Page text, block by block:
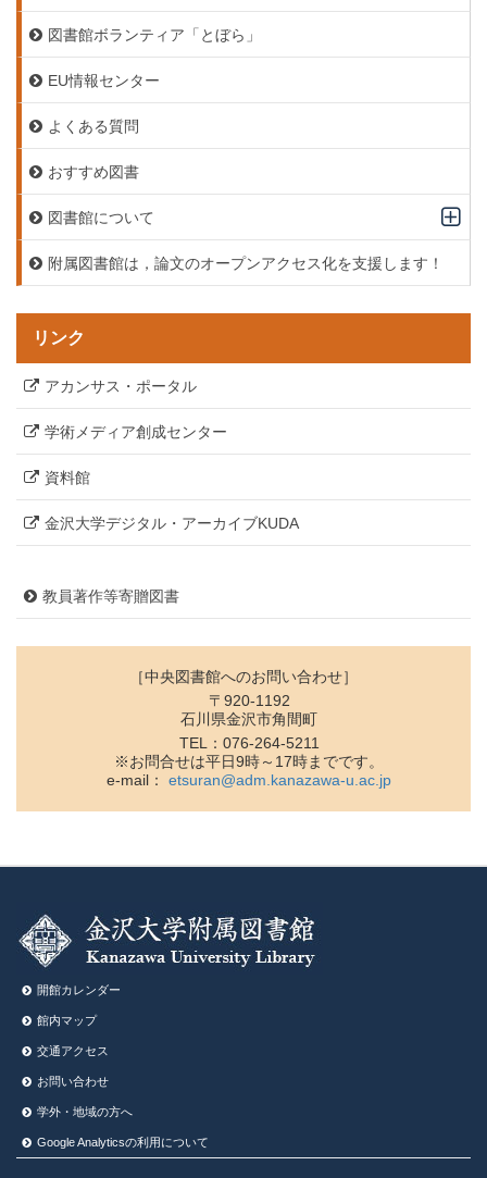
図書館ボランティア「とぼら」
EU情報センター
よくある質問
おすすめ図書
図書館について
附属図書館は，論文のオープンアクセス化を支援します！
リンク
アカンサス・ポータル
学術メディア創成センター
資料館
金沢大学デジタル・アーカイブKUDA
教員著作等寄贈図書
［中央図書館へのお問い合わせ］
〒920-1192
石川県金沢市角間町
TEL：076-264-5211
※お問合せは平日9時～17時までです。
e-mail： etsuran@adm.kanazawa-u.ac.jp
開館カレンダー
館内マップ
交通アクセス
お問い合わせ
学外・地域の方へ
Google Analyticsの利⽤について